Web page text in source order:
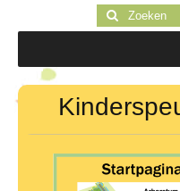
Zoeken
naar: